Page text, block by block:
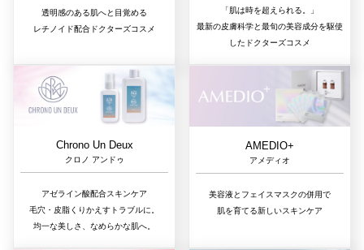
透明感のある肌へと目覚める
レチノイド配合ドクターズコスメ
「肌は時を超えられる。」
最新の皮膚科学と最旬の美容成分を駆使
したドクターズコスメ
Chrono Un Deux
クロノ アンドゥ
アゼライン酸配合スキンケア
毛穴・皮脂くりかえすトラブルに。
均一な美しさ、なめらかな肌へ。
AMEDIO+
アメディオ
美容液とフェイスマスクの併用で
肌を育てる新しいスキンケア